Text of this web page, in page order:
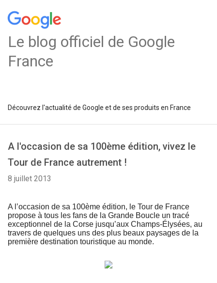
Le blog officiel de Google
France
Découvrez l'actualité de Google et de ses produits en France
A l'occasion de sa 100ème édition, vivez le
Tour de France autrement !
8 juillet 2013
A l’occasion de sa 100ème édition, le Tour de France
propose à tous les fans de la Grande Boucle un tracé
exceptionnel de la Corse jusqu’aux Champs-Élysées, au
travers de quelques uns des plus beaux paysages de la
première destination touristique au monde.